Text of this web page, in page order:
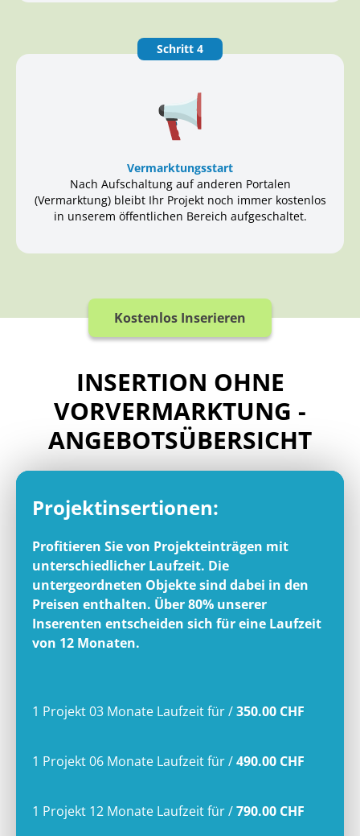
Schritt 4
Vermarktungsstart
Nach Aufschaltung auf anderen Portalen
(Vermarktung) bleibt Ihr Projekt noch immer kostenlos
in unserem öffentlichen Bereich aufgeschaltet.
Kostenlos Inserieren
INSERTION OHNE
VORVERMARKTUNG -
ANGEBOTSÜBERSICHT
Projektinsertionen:
1 Projekt 03 Monate Laufzeitfür/350.00 CHF
1 Projekt 06 Monate Laufzeitfür/490.00 CHF
1 Projekt 12 Monate Laufzeitfür/790.00 CHF
Profitieren Sie von Projekteinträgen mit
unterschiedlicher Laufzeit. Die
untergeordneten Objekte sind dabei in den
Preisen enthalten. Über 80% unserer
Inserenten entscheiden sich für eine Laufzeit
von 12 Monaten.